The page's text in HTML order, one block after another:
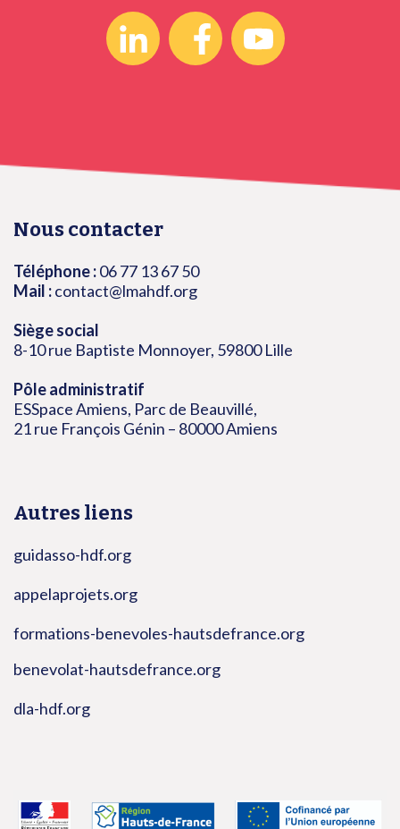
Nous contacter
Téléphone :06 77 13 67 50
Mail :contact@lmahdf.org
Siège social
8-10 rue Baptiste Monnoyer, 59800 Lille
Pôle administratif
ESSpace Amiens, Parc de Beauvillé,
21 rue François Génin – 80000 Amiens
Autres liens
guidasso-hdf.org
appelaprojets.org
formations-benevoles-hautsdefrance.org
benevolat-hautsdefrance.org
dla-hdf.org